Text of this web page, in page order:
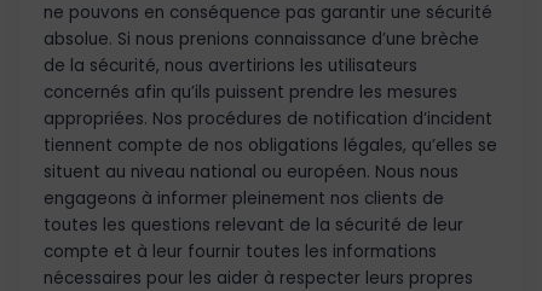
ne pouvons en conséquence pas garantir une sécurité
absolue. Si nous prenions connaissance d’une brèche
de la sécurité, nous avertirions les utilisateurs
concernés afin qu’ils puissent prendre les mesures
appropriées. Nos procédures de notification d’incident
tiennent compte de nos obligations légales, qu’elles se
situent au niveau national ou européen. Nous nous
engageons à informer pleinement nos clients de
toutes les questions relevant de la sécurité de leur
compte et à leur fournir toutes les informations
nécessaires pour les aider à respecter leurs propres